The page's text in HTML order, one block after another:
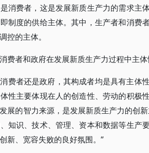
消费者，这是发展新质生产力的需求主
制度的供给主体。其中，生产者和消费
控的主体。
消费者和政府在发展新质生产力过程中主
费者还是政府，其构成者均是具有主体
性主要体现在人的创造性、劳动的积极
展的智力来源，是发展新质生产力的创
知识、技术、管理、资本和数据等生产
新、宽容失败的良好氛围。”